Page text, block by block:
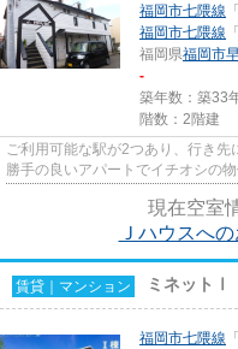
福岡市七隈線 「
福岡市七隈線 「
福岡県福岡市
-
築年数：築33
階数：2階建
ご利用可能な駅が2つあり、行き
勝手の良いアパートでイチオシの
現在空室
Ｊハウスへ
賃貸｜マンション ミネットⅠ
福岡市七隈線 「